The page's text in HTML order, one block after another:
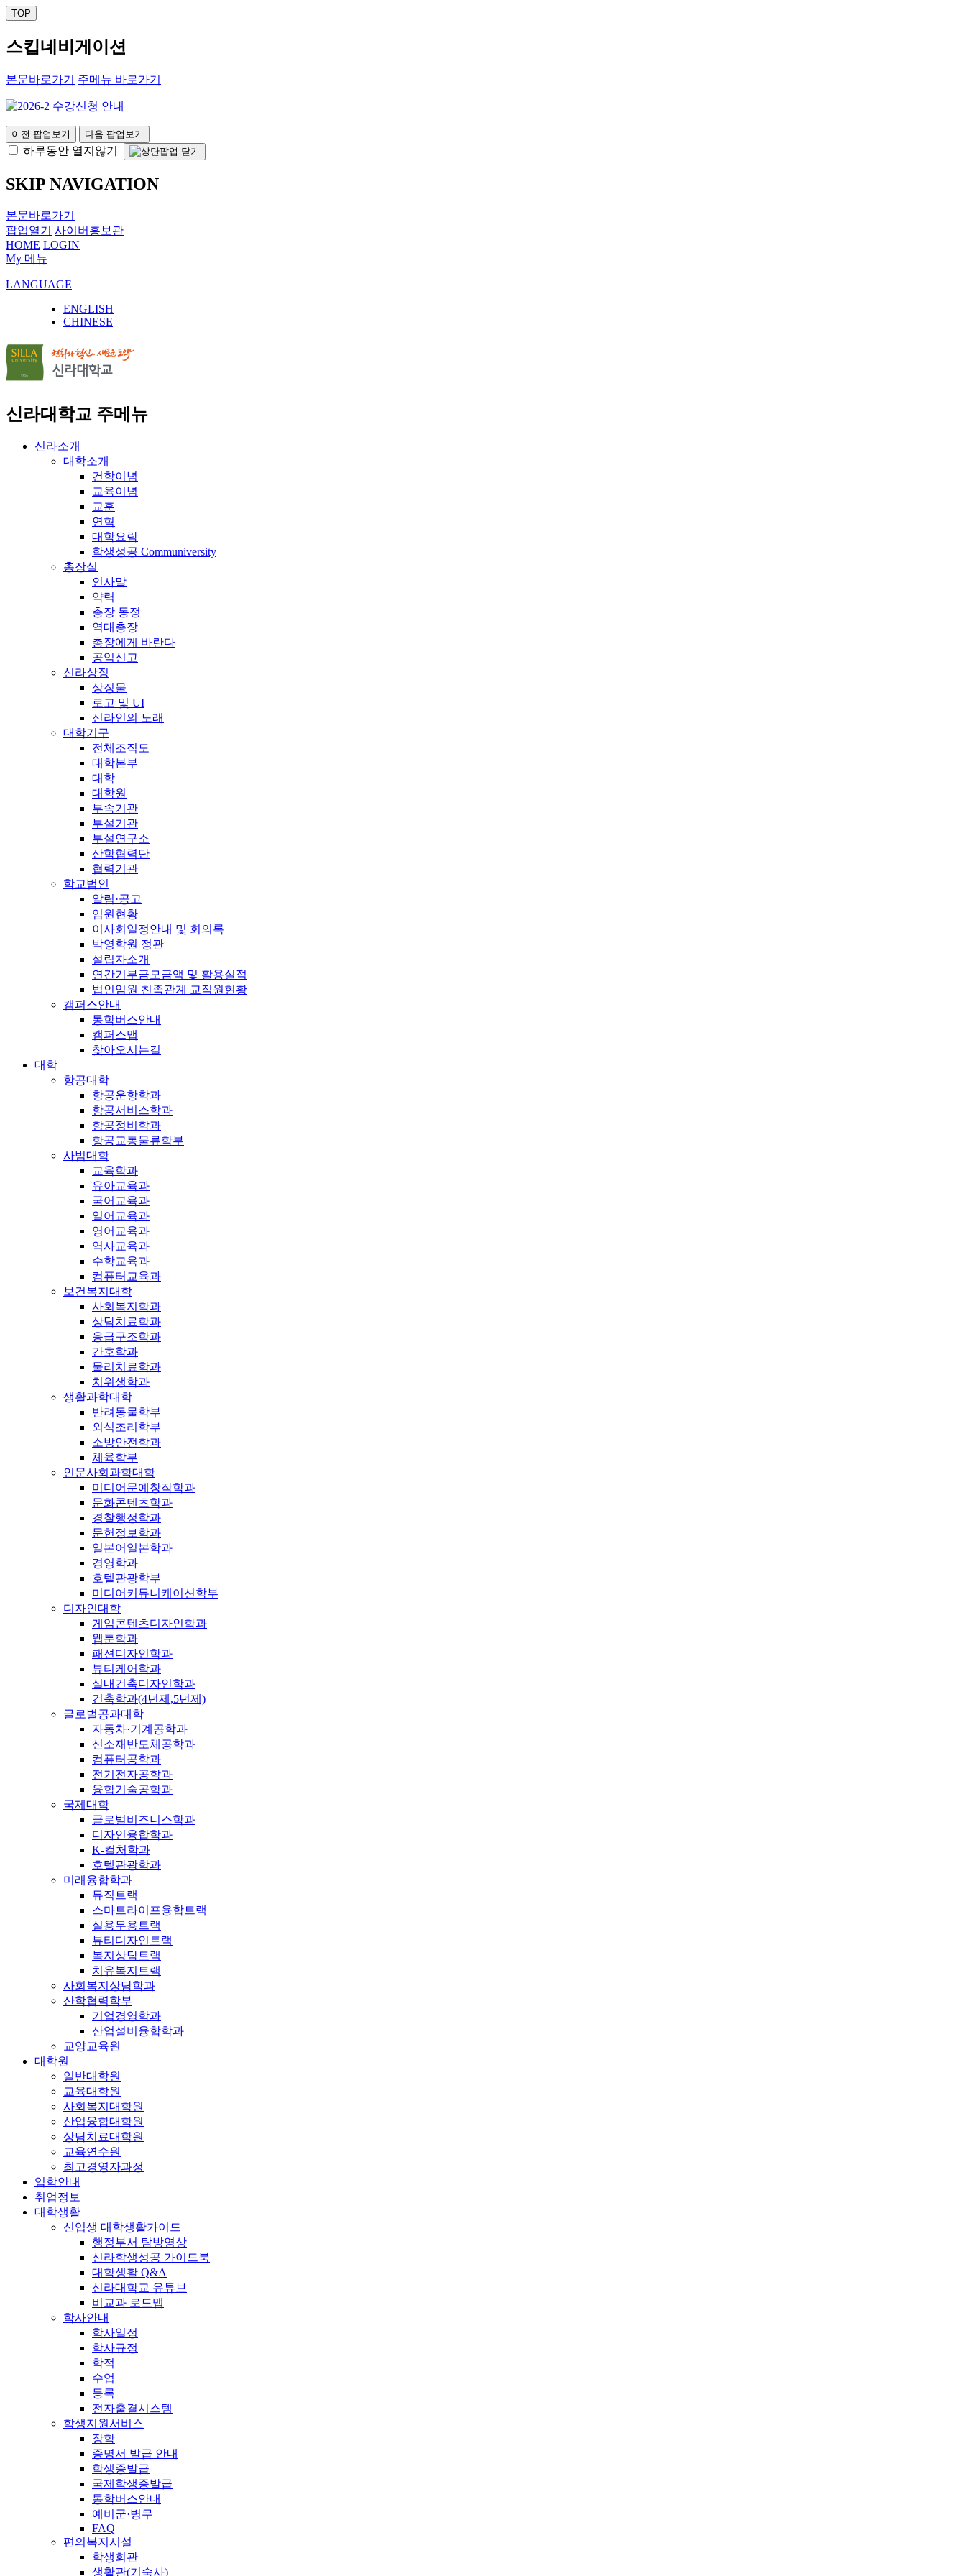
TOP
스킵네비게이션
본문바로가기 주메뉴 바로가기
이전 팝업보기 다음 팝업보기
하루동안 열지않기
SKIP NAVIGATION
본문바로가기
팝업열기
사이버홍보관
HOME LOGIN
My 메뉴
LANGUAGE
ENGLISH
CHINESE
신라대학교 주메뉴
신라소개
대학소개
건학이념
교육이념
교훈
연혁
대학요람
학생성공 Communiversity
총장실
인사말
약력
총장 동정
역대총장
총장에게 바란다
공익신고
신라상징
상징물
로고 및 UI
신라인의 노래
대학기구
전체조직도
대학본부
대학
대학원
부속기관
부설기관
부설연구소
산학협력단
협력기관
학교법인
알림·공고
임원현황
이사회일정안내 및 회의록
박영학원 정관
설립자소개
연간기부금모금액 및 활용실적
법인임원 친족관계 교직원현황
캠퍼스안내
통학버스안내
캠퍼스맵
찾아오시는길
대학
항공대학
항공운항학과
항공서비스학과
항공정비학과
항공교통물류학부
사범대학
교육학과
유아교육과
국어교육과
일어교육과
영어교육과
역사교육과
수학교육과
컴퓨터교육과
보건복지대학
사회복지학과
상담치료학과
응급구조학과
간호학과
물리치료학과
치위생학과
생활과학대학
반려동물학부
외식조리학부
소방안전학과
체육학부
인문사회과학대학
미디어문예창작학과
문화콘텐츠학과
경찰행정학과
문헌정보학과
일본어일본학과
경영학과
호텔관광학부
미디어커뮤니케이션학부
디자인대학
게임콘텐츠디자인학과
웹툰학과
패션디자인학과
뷰티케어학과
실내건축디자인학과
건축학과(4년제,5년제)
글로벌공과대학
자동차·기계공학과
신소재반도체공학과
컴퓨터공학과
전기전자공학과
융합기술공학과
국제대학
글로벌비즈니스학과
디자인융합학과
K-컬처학과
호텔관광학과
미래융합학과
뮤직트랙
스마트라이프융합트랙
실용무용트랙
뷰티디자인트랙
복지상담트랙
치유복지트랙
사회복지상담학과
산학협력학부
기업경영학과
산업설비융합학과
교양교육원
대학원
일반대학원
교육대학원
사회복지대학원
산업융합대학원
상담치료대학원
교육연수원
최고경영자과정
입학안내
취업정보
대학생활
신입생 대학생활가이드
행정부서 탐방영상
신라학생성공 가이드북
대학생활 Q&A
신라대학교 유튜브
비교과 로드맵
학사안내
학사일정
학사규정
학적
수업
등록
전자출결시스템
학생지원서비스
장학
증명서 발급 안내
학생증발급
국제학생증발급
통학버스안내
예비군·병무
FAQ
편의복지시설
학생회관
생활관(기숙사)